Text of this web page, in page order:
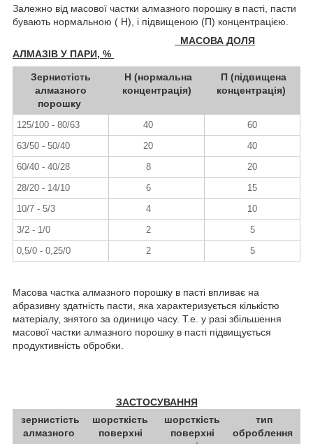
Залежно від масової частки алмазного порошку в пасті, пасти
бувають нормальною ( Н), і підвищеною (П) концентрацією.
МАСОВА ДОЛЯ
АЛМАЗІВ У ПАРИ, %
Зернистість
алмазного
порошку
Н (нормальна
концентрація)
П (підвищена
концентрація)
125/100 - 80/63 40
60
63/50 - 50/40
20
40
60/40 - 40/28
8
20
28/20 - 14/10
6
15
10/7 - 5/3
4
10
3/2 - 1/0
2
5
0,5/0 - 0,25/0
2 5
Масова частка алмазного порошку в пасті впливає на
абразивну здатність пасти, яка характеризується кількістю
матеріалу, знятого за одиницю часу. Т.е. у разі збільшення
масової частки алмазного порошку в пасті підвищується
продуктивність обробки.
ЗАСТОСУВАННЯ
зернистість
алмазного
шорсткість
поверхні
шорсткість
поверхні
тип
оброблення